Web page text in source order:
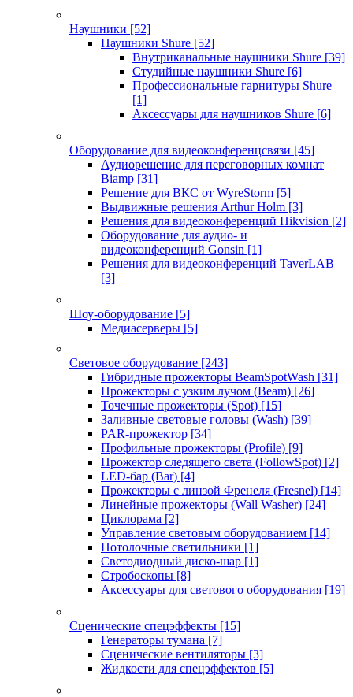
Наушники [52]
Наушники Shure [52]
Внутриканальные наушники Shure [39]
Студийные наушники Shure [6]
Профессиональные гарнитуры Shure
[1]
Аксессуары для наушников Shure [6]
Оборудование для видеоконференцсвязи [45]
Аудиорешение для переговорных комнат
Biamp [31]
Решение для ВКС от WyreStorm [5]
Выдвижные решения Arthur Holm [3]
Решения для видеоконференций Hikvision [2]
Оборудование для аудио- и
видеоконференций Gonsin [1]
Решения для видеоконференций TaverLAB
[3]
Шоу-оборудование [5]
Медиасерверы [5]
Световое оборудование [243]
Гибридные прожекторы BeamSpotWash [31]
Прожекторы с узким лучом (Beam) [26]
Точечные прожекторы (Spot) [15]
Заливные световые головы (Wash) [39]
PAR-прожектор [34]
Профильные прожекторы (Profile) [9]
Прожектор следящего света (FollowSpot) [2]
LED-бар (Bar) [4]
Прожекторы с линзой Френеля (Fresnel) [14]
Линейные прожекторы (Wall Washer) [24]
Циклорама [2]
Управление световым оборудованием [14]
Потолочные светильники [1]
Светодиодный диско-шар [1]
Стробоскопы [8]
Аксессуары для светового оборудования [19]
Сценические спецэффекты [15]
Генераторы тумана [7]
Сценические вентиляторы [3]
Жидкости для спецэффектов [5]